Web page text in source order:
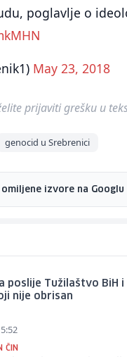
poglavlje o
May 23, 2018
prijaviti grešku u
genocid u Srebrenici
izvore na Googlu
poslije Tužilaštvo
nije obrisan
ČIN